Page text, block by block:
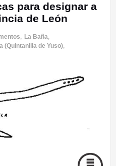
para designar a
de León
, La Baña,
(Quintanilla de Yuso),